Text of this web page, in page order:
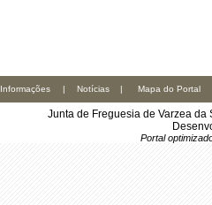
Informações | Notícias | Mapa do Portal
Junta de Freguesia de Varzea
Portal